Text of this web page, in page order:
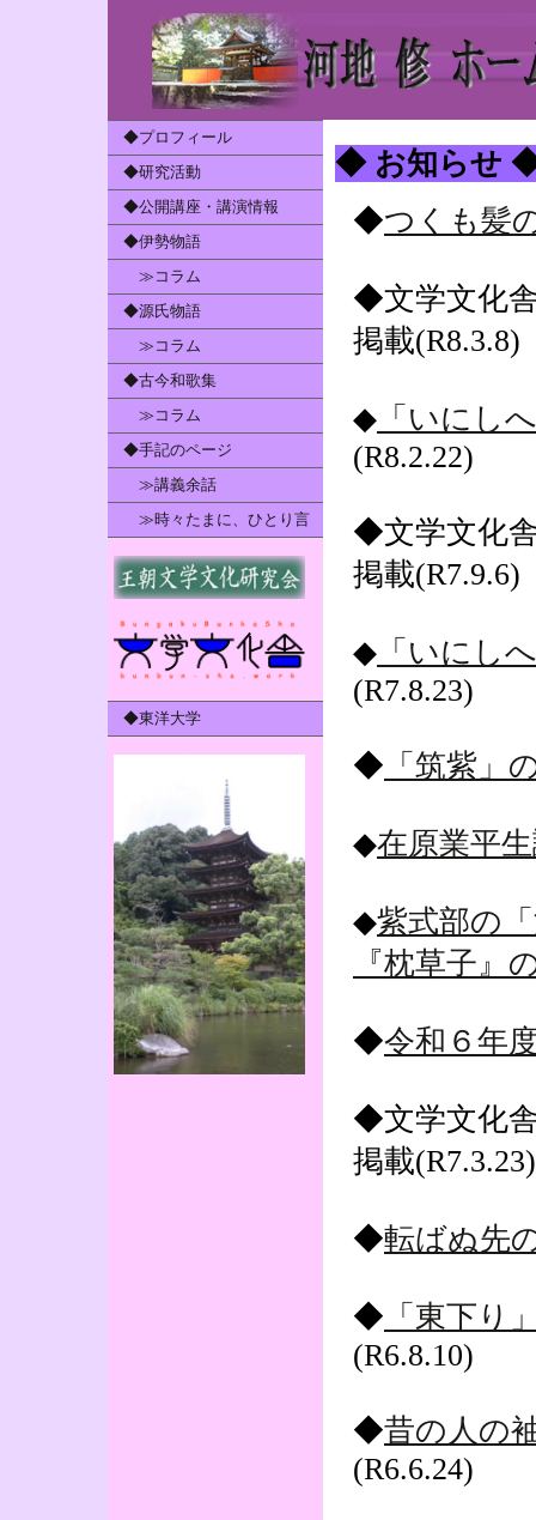
◆プロフィール
◆研究活動
◆公開講座・講演情報
◆伊勢物語
≫コラム
◆源氏物語
≫コラム
◆古今和歌集
≫コラム
◆手記のページ
≫講義余話
≫時々たまに、ひとり言
◆東洋大学
◆ お知らせ
◆つくも髪
◆文学文化
掲載(R8.3.8)
◆ 「いにし
(R8.2.22)
◆文学文化
掲載(R7.9.6)
◆ 「いにし
(R7.8.23)
◆ 「筑紫」
◆在原業平
◆紫式部の
『枕草子』
◆令和６年
◆文学文化
掲載(R7.3.23)
◆転ばぬ先
◆ 「東下り
(R6.8.10)
◆昔の人の
(R6.6.24)